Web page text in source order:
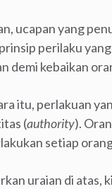
ucapan yang
perilaku
demi kebaikan
itu, perlakuan
(authority).
setiap
uraian di atas,